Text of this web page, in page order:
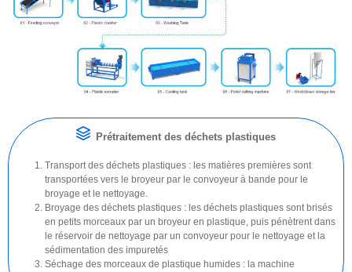
Prétraitement des déchets plastiques
Transport des déchets plastiques : les matières premières sont
transportées vers le broyeur par le convoyeur à bande pour le
broyage et le nettoyage.
Broyage des déchets plastiques : les déchets plastiques sont brisés
en petits morceaux par un broyeur en plastique, puis pénètrent dans
le réservoir de nettoyage par un convoyeur pour le nettoyage et la
sédimentation des impuretés
Séchage des morceaux de plastique humides : la machine